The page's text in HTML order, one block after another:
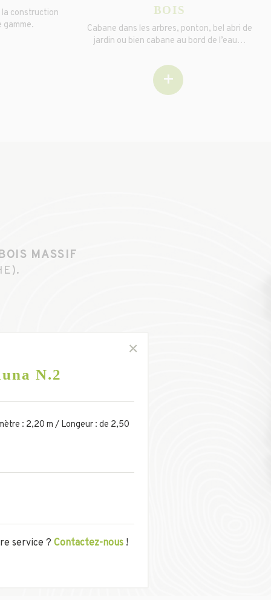
construction
gamme.
BOIS
Cabane dans les arbres, ponton, bel abri de
jardin ou bien cabane au bord de l’eau…
+
MASSIF
N.2
: 2,20 m / Longeur : de 2,50
service ? Contactez-nous!